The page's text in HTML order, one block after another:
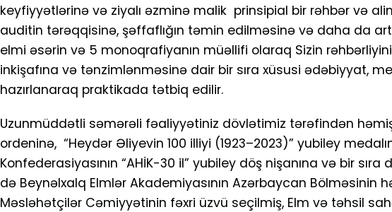
keyfiyyətlərinə və ziyalı əzminə malik prinsipial bir rəhbər və
auditin tərəqqisinə, şəffaflığın təmin edilməsinə və daha da
elmi əsərin və 5 monoqrafiyanın müəllifi olaraq Sizin
inkişafına və tənzimlənməsinə dair bir sıra xüsusi ədəbiyyat,
hazırlanaraq praktikada tətbiq edilir.
Uzunmüddətli səmərəli fəaliyyətiniz dövlətimiz tərəfindən
ordeninə, “Heydər Əliyevin 100 illiyi (1923–2023)” yubiley
Konfederasiyasının “AHİK-30 il” yubiley döş nişanına və bir
də Beynəlxalq Elmlər Akademiyasının Azərbaycan Bölməsinin
Məsləhətçilər Cəmiyyətinin fəxri üzvü seçilmiş, Elm və təhsil